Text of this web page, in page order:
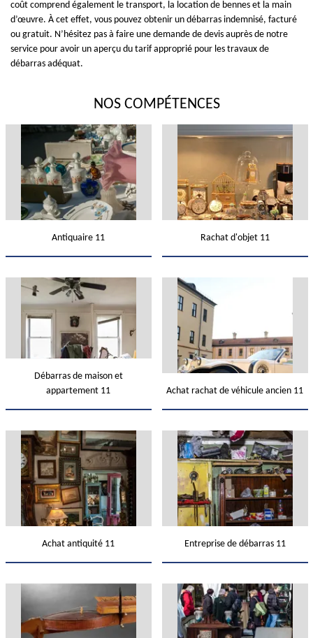
coût comprend également le transport, la location de bennes et la main
d’œuvre. À cet effet, vous pouvez obtenir un débarras indemnisé, facturé
ou gratuit. N’hésitez pas à faire une demande de devis auprès de notre
service pour avoir un aperçu du tarif approprié pour les travaux de
débarras adéquat.
NOS COMPÉTENCES
Antiquaire 11 Rachat d'objet 11
Débarras de maison et
appartement 11
Achat rachat de véhicule ancien 11
Achat antiquité 11 Entreprise de débarras 11